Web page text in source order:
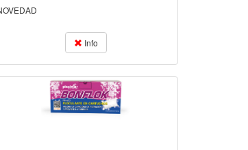
Info